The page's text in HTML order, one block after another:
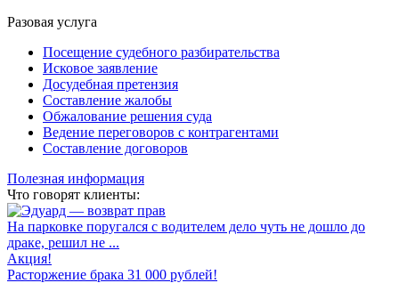
Разовая услуга
Посещение судебного разбирательства
Исковое заявление
Досудебная претензия
Составление жалобы
Обжалование решения суда
Ведение переговоров с контрагентами
Составление договоров
Полезная информация
Что говорят клиенты:
На парковке поругался с водителем дело чуть не дошло до
драке, решил не ...
Акция!
Расторжение брака 31 000 рублей!